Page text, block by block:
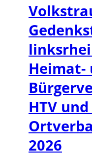
Heimat-
HTV
2026